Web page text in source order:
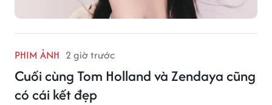
PHIM ẢNH 2 giờ trước
Cuối cùng Tom Holland và Zendaya cũng
có cái kết đẹp